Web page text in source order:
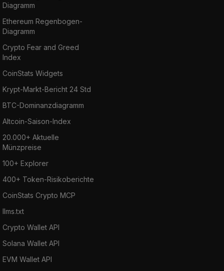
Diagramm
Ethereum Regenbogen-
Diagramm
Crypto Fear and Greed
Index
CoinStats Widgets
Krypt-Markt-Bericht 24 Std
BTC-Dominanzdiagramm
Altcoin-Saison-Index
20.000+ Aktuelle
Münzpreise
100+ Explorer
400+ Token-Risikoberichte
CoinStats Crypto MCP
llms.txt
Crypto Wallet API
Solana Wallet API
EVM Wallet API